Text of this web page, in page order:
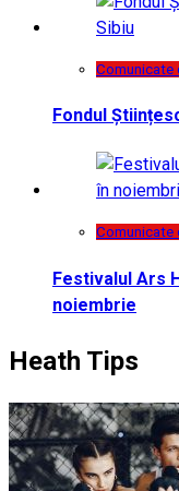
Comunicate
Fondul
Comunicate
Festivalul Ars
noiembrie
Heath Tips